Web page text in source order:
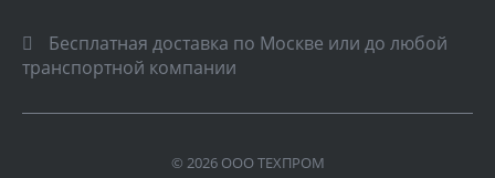
Бесплатная доставка по Москве или до любой
транспортной компании
© 2026 ООО ТЕХПРОМ